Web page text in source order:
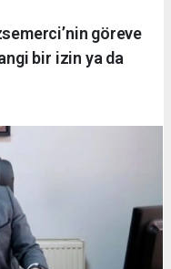
göreve
bir izin ya da